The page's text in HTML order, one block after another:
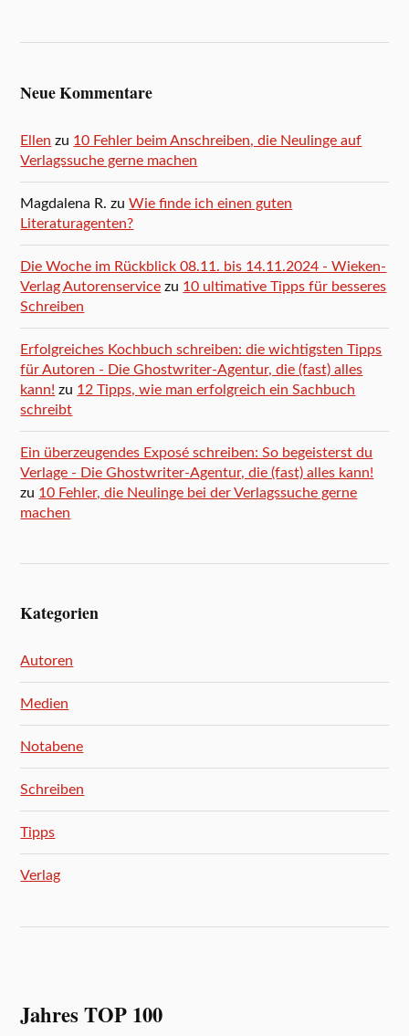
Neue Kommentare
Ellen zu 10 Fehler beim Anschreiben, die Neulinge auf
Verlagssuche gerne machen
Magdalena R. zuWie finde ich einen guten
Literaturagenten?
Die Woche im Rückblick 08.11. bis 14.11.2024 - Wieken-
Verlag Autorenservice zu 10 ultimative Tipps für besseres
Schreiben
Erfolgreiches Kochbuch schreiben: die wichtigsten Tipps
für Autoren - Die Ghostwriter-Agentur, die (fast) alles
kann! zu 12 Tipps, wie man erfolgreich ein Sachbuch
schreibt
Ein überzeugendes Exposé schreiben: So begeisterst du
Verlage - Die Ghostwriter-Agentur, die (fast) alles kann!
zu 10 Fehler, die Neulinge bei der Verlagssuche gerne
machen
Kategorien
Autoren
Medien
Notabene
Schreiben
Tipps
Verlag
Jahres TOP 100